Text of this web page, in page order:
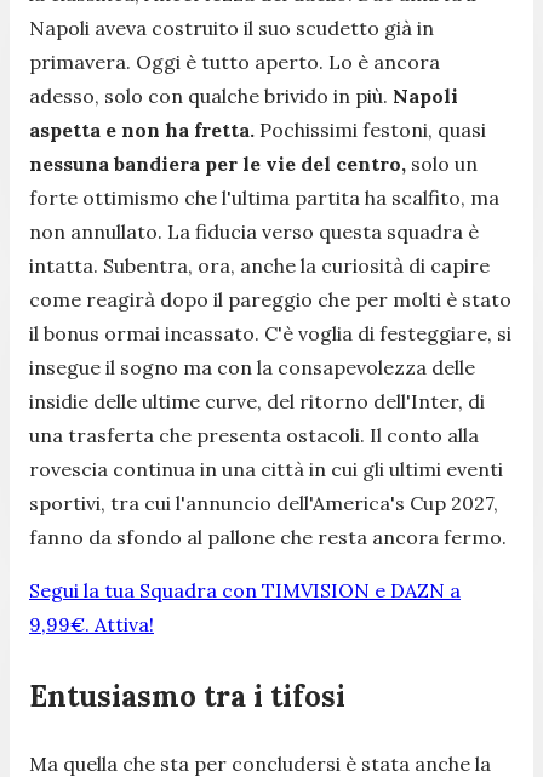
Napoli aveva costruito il suo scudetto già in
primavera. Oggi è tutto aperto. Lo è ancora
adesso, solo con qualche brivido in più. Napoli
aspetta e non ha fretta. Pochissimi festoni, quasi
nessuna bandiera per le vie del centro, solo un
forte ottimismo che l'ultima partita ha scalfito, ma
non annullato. La fiducia verso questa squadra è
intatta. Subentra, ora, anche la curiosità di capire
come reagirà dopo il pareggio che per molti è stato
il bonus ormai incassato. C'è voglia di festeggiare, si
insegue il sogno ma con la consapevolezza delle
insidie delle ultime curve, del ritorno dell'Inter, di
una trasferta che presenta ostacoli. Il conto alla
rovescia continua in una città in cui gli ultimi eventi
sportivi, tra cui l'annuncio dell'America's Cup 2027,
fanno da sfondo al pallone che resta ancora fermo.
Segui la tua Squadra con TIMVISION e DAZN a
9,99€. Attiva!
Entusiasmo tra i tifosi
Ma quella che sta per concludersi è stata anche la